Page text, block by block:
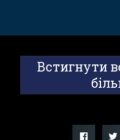
Встигнути